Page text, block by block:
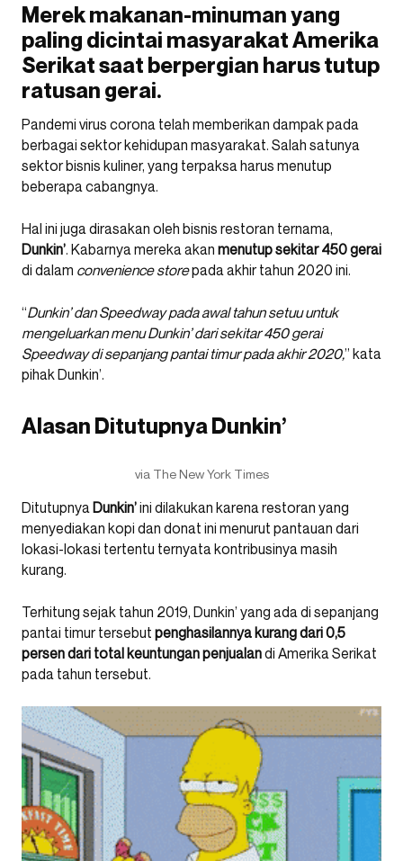
Merek makanan-minuman yang
paling dicintai masyarakat Amerika
Serikat saat berpergian harus tutup
ratusan gerai.
Pandemi virus corona telah memberikan dampak pada
berbagai sektor kehidupan masyarakat. Salah satunya
sektor bisnis kuliner, yang terpaksa harus menutup
beberapa cabangnya.
Hal ini juga dirasakan oleh bisnis restoran ternama,
Dunkin’. Kabarnya mereka akan menutup sekitar 450 gerai
di dalam convenience storepada akhir tahun 2020 ini.
“Dunkin’ dan Speedway pada awal tahun setuu untuk
mengeluarkan menu Dunkin’ dari sekitar 450 gerai
Speedway di sepanjang pantai timur pada akhir 2020,” kata
pihak Dunkin’.
Alasan Ditutupnya Dunkin’
via The New York Times
Ditutupnya Dunkin’ini dilakukan karena restoran yang
menyediakan kopi dan donat ini menurut pantauan dari
lokasi-lokasi tertentu ternyata kontribusinya masih
kurang.
Terhitung sejak tahun 2019, Dunkin’ yang ada di sepanjang
pantai timur tersebut penghasilannya kurang dari 0,5
persen dari total keuntungan penjualandi Amerika Serikat
pada tahun tersebut.